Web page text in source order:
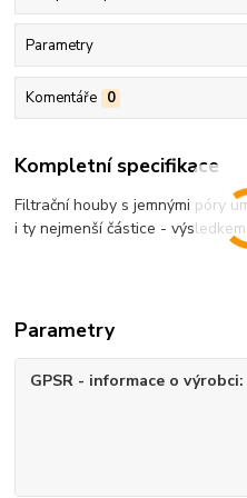
Parametry
Komentáře 0
Kompletní specifikace
Filtrační houby s jemnými póry
i ty nejmenší částice -
Parametry
GPSR - informace o výrobci